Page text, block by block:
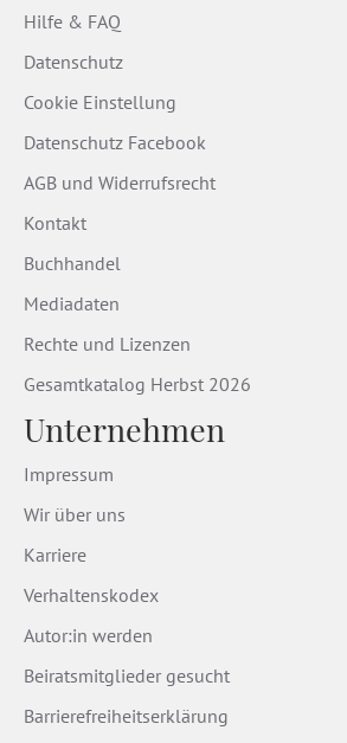
Hilfe & FAQ
Datenschutz
Cookie Einstellung
Datenschutz Facebook
AGB und Widerrufsrecht
Kontakt
Buchhandel
Mediadaten
Rechte und Lizenzen
Gesamtkatalog Herbst 2026
Unternehmen
Impressum
Wir über uns
Karriere
Verhaltenskodex
Autor:in werden
Beiratsmitglieder gesucht
Barrierefreiheitserklärung